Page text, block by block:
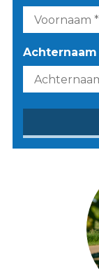
Achternaam